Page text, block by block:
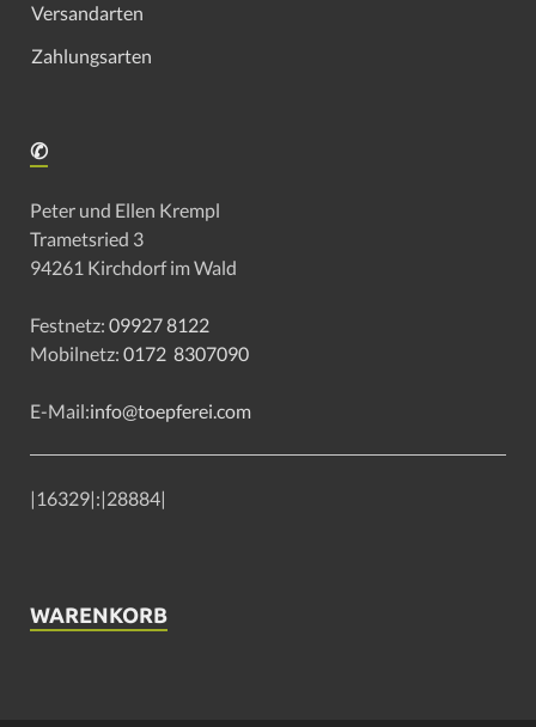
Versandarten
Zahlungsarten
✆
Peter und Ellen Krempl
Trametsried 3
94261 Kirchdorf im Wald
Festnetz: 09927 8122
Mobilnetz: 0172 8307090
E-Mail:info@toepferei.com
|16329|:|28884|
WARENKORB